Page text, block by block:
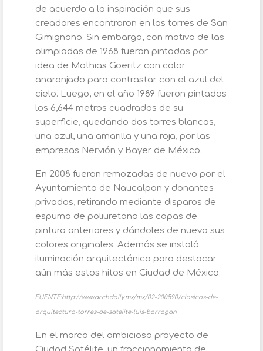
de acuerdo a la inspiración que sus
creadores encontraron en las torres de San
Gimignano. Sin embargo, con motivo de las
olimpiadas de 1968 fueron pintadas por
idea de Mathias Goeritz con color
anaranjado para contrastar con el azul del
cielo. Luego, en el año 1989 fueron pintados
los 6,644 metros cuadrados de su
superficie, quedando dos torres blancas,
una azul, una amarilla y una roja, por las
empresas Nervión y Bayer de México.
En 2008 fueron remozadas de nuevo por el
Ayuntamiento de Naucalpan y donantes
privados, retirando mediante disparos de
espuma de poliuretano las capas de
pintura anteriores y dándoles de nuevo sus
colores originales. Además se instaló
iluminación arquitectónica para destacar
aún más estos hitos en Ciudad de México.
FUENTE:http://www.archdaily.mx/mx/02-200590/clasicos-de-
arquitectura-torres-de-satelite-luis-barragan
En el marco del ambicioso proyecto de